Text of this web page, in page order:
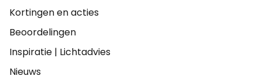
Kortingen en acties
Beoordelingen
Inspiratie | Lichtadvies
Nieuws